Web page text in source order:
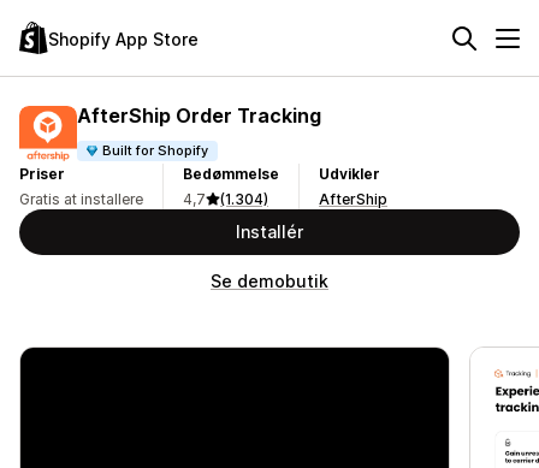
Shopify App Store
AfterShip Order Tracking
Built for Shopify
Priser
Gratis at installere
Bedømmelse
4,7
(1.304)
Udvikler
AfterShip
Installér
Se demobutik